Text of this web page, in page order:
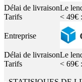
Délai de livraisonLe
Tarifs
< 49€
Entreprise
Délai de livraisonLe
Tarifs
< 69€